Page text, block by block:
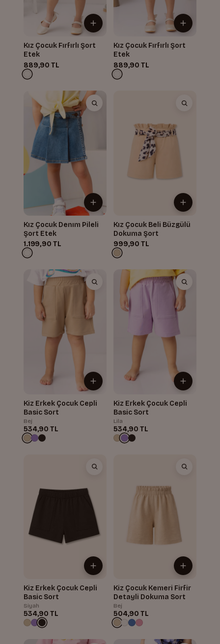
Kız Çocuk Fırfırlı Şort
Etek
889,90 TL
Kız Çocuk Fırfırlı Şort
Etek
889,90 TL
Kız Çocuk Denım Pileli
Şort Etek
1.199,90 TL
Kız Çocuk Beli Büzgülü
Dokuma Şort
999,90 TL
Kiz Erkek Çocuk Cepli
Basic Sort
Bej
534,90 TL
Kiz Erkek Çocuk Cepli
Basic Sort
Lila
534,90 TL
Kiz Erkek Çocuk Cepli
Basic Sort
Siyah
534,90 TL
Kiz Çocuk Kemeri Firfir
Detayli Dokuma Sort
Bej
504,90 TL